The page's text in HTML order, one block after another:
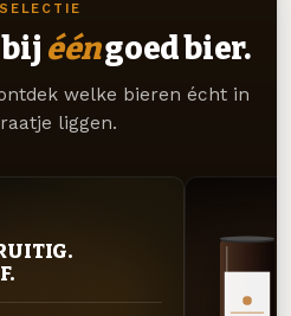
ééngoed bier.
welke bieren écht in
liggen.